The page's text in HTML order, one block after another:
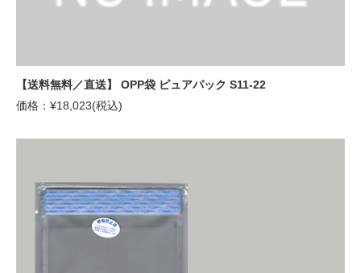
【送料無料／直送】 OPP袋 ピュアパック S11-22
価格：¥18,023(税込)